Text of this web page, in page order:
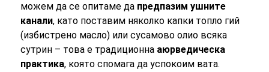
можем да се опитаме да предпазим ушните
канали, като поставим няколко капки топло гий
(избистрено масло) или сусамово олио всяка
сутрин – това е традиционна аюрведическа
практика, която спомага да успокоим вата.